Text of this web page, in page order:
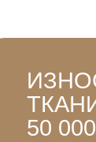
50